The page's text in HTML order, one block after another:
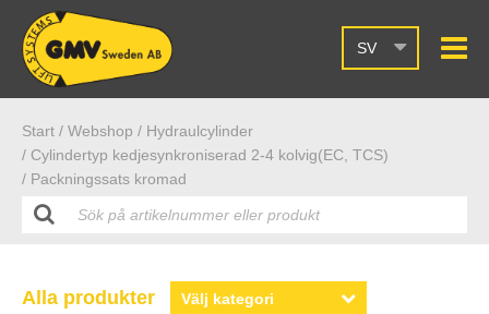
SV
Start / Webshop / Hydraulcylinder
/ Cylindertyp kedjesynkroniserad 2-4 kolvig(EC, TCS)
/ Packningssats kromad
Alla produkter